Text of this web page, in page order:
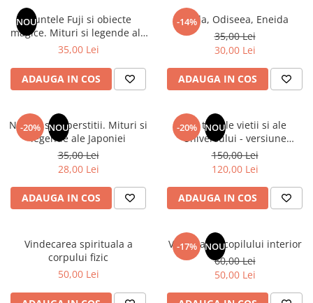
Audiobook
ReConnect
Crestinism
ScienceConnection
SelfConnect
SelfHealing
Vindecare Spirituala
Senzatii/Thriller
SF & Fantasy
Teatru
Teens Book Club
Instrumente si Truse Geometrie
Seturi scolare
Calculator
Consumabile & Accesorii
COLOREAZA CU PRIETENII
De colorat
Pot desena minunat
Carti educative
Copii 0-7 ani
Clubul Premiantilor
Super pitici 2-5 ani
Dezvoltare personala
Enciclopedii
Kids Book Club
Puzzle-uri
Puzzle
Puzzle 3D Lemn
NOUMuntele Fuji si obiecte
magice. Mituri si legende ale
Japoniei
35,00 Lei
ADAUGA IN COS
-14%
Iliada, Odiseea, Eneida
35,00 Lei
30,00 Lei
ADAUGA IN COS
-20% NOU
Natura si superstitii. Mituri si
legende ale Japoniei
35,00 Lei
28,00 Lei
ADAUGA IN COS
-20% NOU
Din tainele vietii si ale
Universului - versiune
originala din 1939. Volumele I-
III. Cutie de colectie -Scarlat
Demetrescu
150,00 Lei
120,00 Lei
ADAUGA IN COS
Vindecarea spirituala a
corpului fizic
50,00 Lei
-17% NOU
Vindecarea copilului interior
60,00 Lei
50,00 Lei